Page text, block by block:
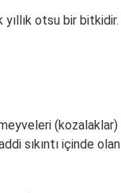
otsu bir bitkidir.
(kozalaklar)
sıkıntı içinde olan